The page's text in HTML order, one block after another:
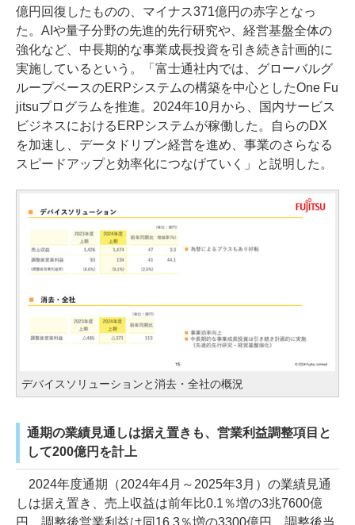
億円回復したものの、マイナス371億円の赤字となっ
た。AIや量子分野の先進的先行研究や、経営基盤全体の
強化など、中長期的な事業成長投資を引き続き計画的に
実施しているという。「富士通社内では、グローバルグ
ループベースのERPシステムの構築を中心としたOne Fu
jitsuプログラムを推進。2024年10月から、国内サービス
ビジネスにおけるERPシステムが稼働した。自らのDX
を加速し、データドリブン経営を進め、事業のさらなる
スピードアップと効率化につなげていく」と説明した。
デバイスソリューションと消去・全社の概況
通期の業績見通しは据え置きも、営業利益調整項目と
して200億円を計上
2024年度通期（2024年4月～2025年3月）の業績見通
しは据え置き、売上収益は前年比0.1％増の3兆7600億
円、調整後営業利益は同16.3％増の3300億円、調整後当